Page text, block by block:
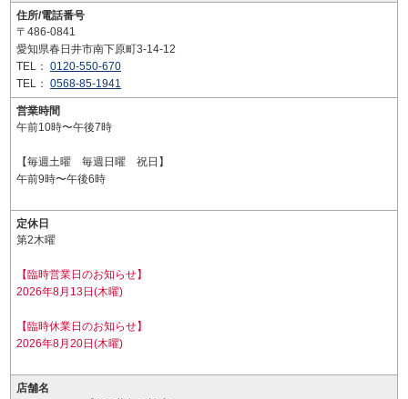
住所/電話番号
〒486-0841
愛知県春日井市南下原町3-14-12
TEL： 0120-550-670
TEL： 0568-85-1941
営業時間
午前10時〜午後7時
【毎週土曜 毎週日曜 祝日】
午前9時〜午後6時
定休日
第2木曜
【臨時営業日のお知らせ】
2026年8月13日(木曜)
【臨時休業日のお知らせ】
2026年8月20日(木曜)
店舗名